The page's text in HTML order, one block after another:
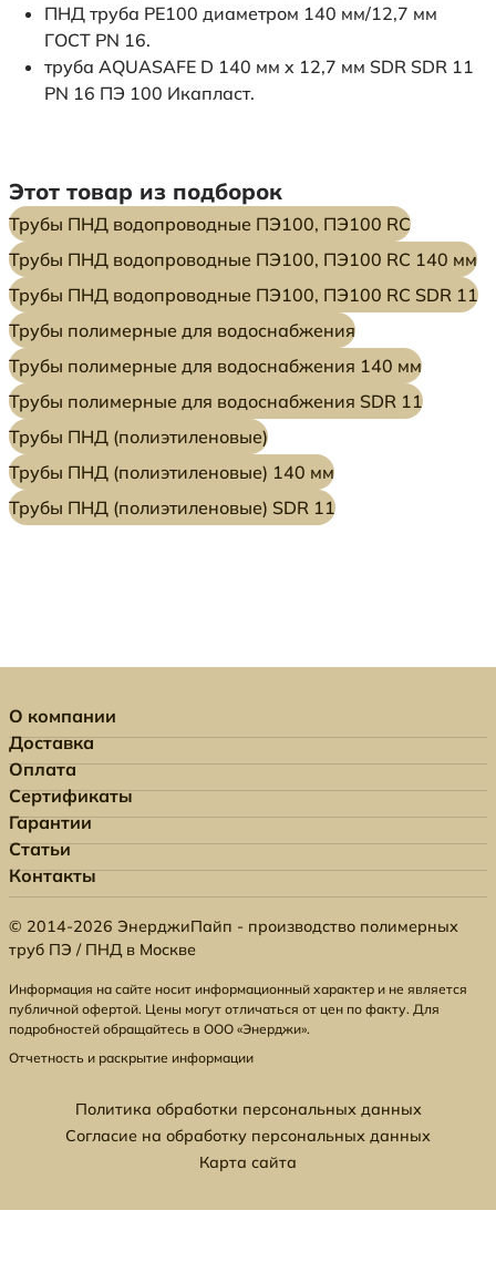
ПНД труба PE100 диаметром 140 мм/12,7 мм
ГОСТ PN 16.
труба AQUASAFE D 140 мм x 12,7 мм SDR SDR 11
PN 16 ПЭ 100 Икапласт.
Этот товар из подборок
Трубы ПНД водопроводные ПЭ100, ПЭ100 RC
Трубы ПНД водопроводные ПЭ100, ПЭ100 RC 140 мм
Трубы ПНД водопроводные ПЭ100, ПЭ100 RC SDR 11
Трубы полимерные для водоснабжения
Трубы полимерные для водоснабжения 140 мм
Трубы полимерные для водоснабжения SDR 11
Трубы ПНД (полиэтиленовые)
Трубы ПНД (полиэтиленовые) 140 мм
Трубы ПНД (полиэтиленовые) SDR 11
О компании
Доставка
Оплата
Сертификаты
Гарантии
Статьи
Контакты
© 2014-2026 ЭнерджиПайп - производство полимерных
труб ПЭ / ПНД в Москве
Информация на сайте носит информационный характер и не является
публичной офертой. Цены могут отличаться от цен по факту. Для
подробностей обращайтесь в ООО «Энерджи».
Отчетность и раскрытие информации
Политика обработки персональных данных
Согласие на обработку персональных данных
Карта сайта